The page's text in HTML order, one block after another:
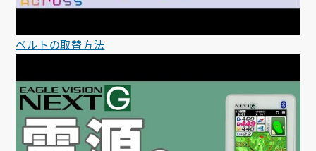
ベルトの取替方法